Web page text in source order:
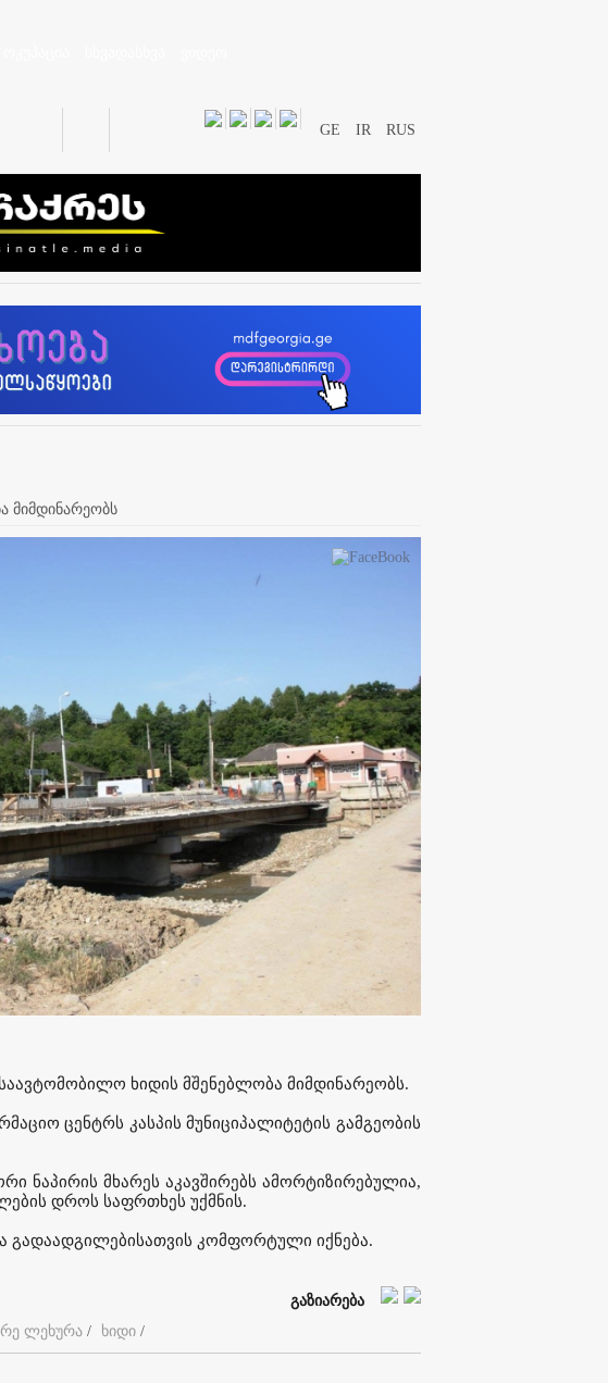
GE IR RUS
მიმდინარეობს
საავტომობილო ხიდის მშენებლობა მიმდინარეობს.
ცენტრს კასპის მუნიციპალიტეტის გამგეობის
ნაპირის მხარეს აკავშირებს ამორტიზირებულია,
დროს საფრთხეს უქმნის.
გადაადგილებისათვის კომფორტული იქნება.
გაზიარება
ლეხურა / ხიდი /